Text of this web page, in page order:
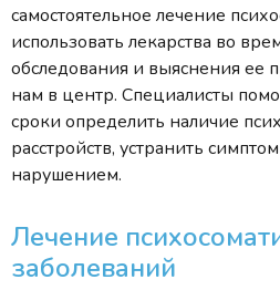
самостоятельное лечение
использовать лекарства во
обследования и выяснения ее
нам в центр. Специалисты
сроки определить наличие
расстройств, устранить
нарушением.
Лечение
заболеваний